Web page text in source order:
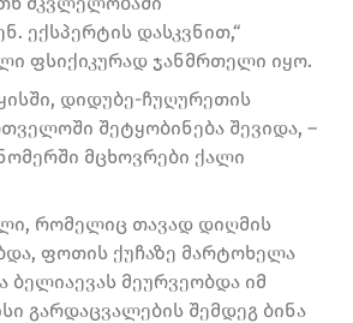
ექსპერტის დასკვნით,“
ფსიქიკურად ჯანმრთელი იყო.
დიდუბე-ჩუღურეთის
შეტყობინება შევიდა, –
მცხოვრები ქალი
რომელიც თავად დიღმის
ფოთის ქუჩაზე მარტოხელა
ბელიაევას მეურვეობდა იმ
გარდაცვალების შემდეგ ბინა